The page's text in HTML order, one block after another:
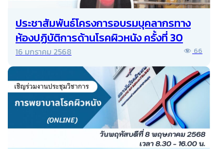
ประชาสัมพันธ์โครงการอบรมบุคลากรทาง
ห้องปฏิบัติการด้านโรคผิวหนัง ครั้งที่ 30
16 มกราคม 2568 66